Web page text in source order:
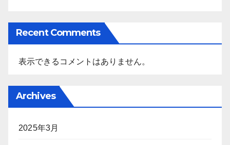
Recent Comments
表示できるコメントはありません。
Archives
2025年3月